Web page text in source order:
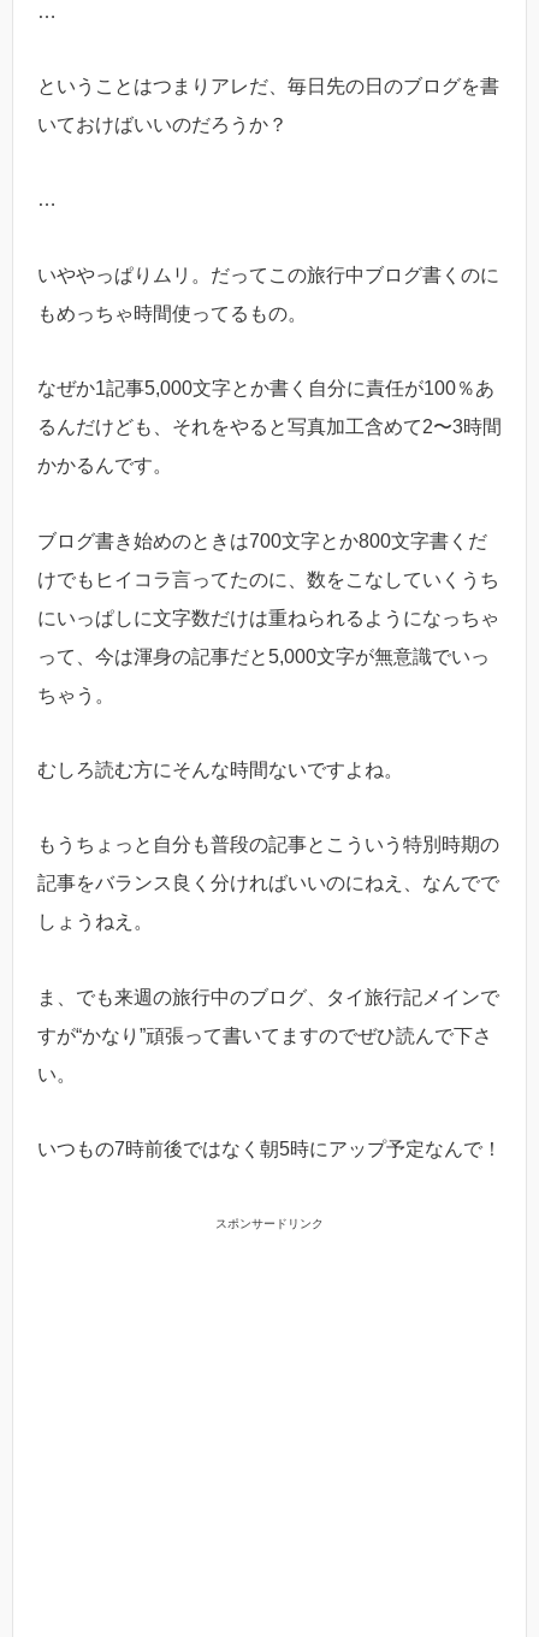
…
ということはつまりアレだ、毎日先の日のブログを書
いておけばいいのだろうか？
…
いややっぱりムリ。だってこの旅行中ブログ書くのに
もめっちゃ時間使ってるもの。
なぜか1記事5,000文字とか書く自分に責任が100％あ
るんだけども、それをやると写真加工含めて2〜3時間
かかるんです。
ブログ書き始めのときは700文字とか800文字書くだ
けでもヒイコラ言ってたのに、数をこなしていくうち
にいっぱしに文字数だけは重ねられるようになっちゃ
って、今は渾身の記事だと5,000文字が無意識でいっ
ちゃう。
むしろ読む方にそんな時間ないですよね。
もうちょっと自分も普段の記事とこういう特別時期の
記事をバランス良く分ければいいのにねえ、なんでで
しょうねえ。
ま、でも来週の旅行中のブログ、タイ旅行記メインで
すが“かなり”頑張って書いてますのでぜひ読んで下さ
い。
いつもの7時前後ではなく朝5時にアップ予定なんで！
スポンサードリンク